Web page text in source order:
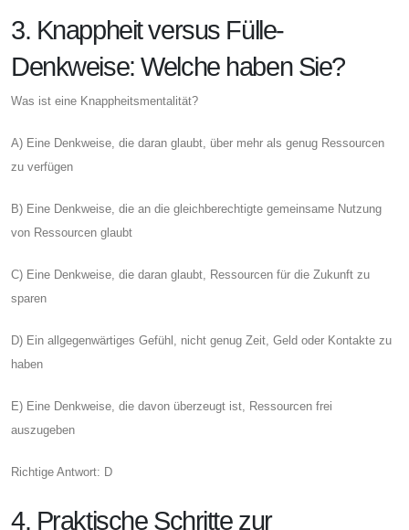
3. Knappheit versus Fülle-
Denkweise: Welche haben Sie?
Was ist eine Knappheitsmentalität?
A) Eine Denkweise, die daran glaubt, über mehr als genug Ressourcen
zu verfügen
B) Eine Denkweise, die an die gleichberechtigte gemeinsame Nutzung
von Ressourcen glaubt
C) Eine Denkweise, die daran glaubt, Ressourcen für die Zukunft zu
sparen
D) Ein allgegenwärtiges Gefühl, nicht genug Zeit, Geld oder Kontakte zu
haben
E) Eine Denkweise, die davon überzeugt ist, Ressourcen frei
auszugeben
Richtige Antwort: D
4. Praktische Schritte zur